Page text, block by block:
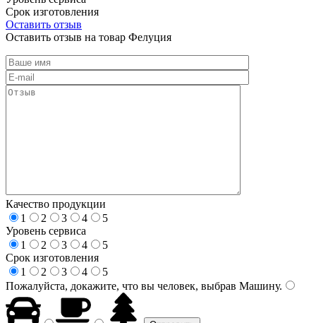
Срок изготовления
Оставить отзыв
Оставить отзыв на товар Фелуция
Качество продукции
1
2 3 4
5
Уровень сервиса
1
2 3 4
5
Срок изготовления
1
2 3 4
5
Пожалуйста, докажите, что вы человек, выбрав Машину.